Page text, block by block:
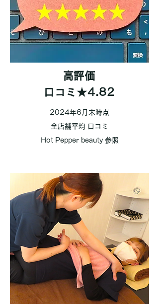
​高評価
口コミ★4.82
2024年6月末時点
全店舗平均 口コミ
​Hot Pepper beauty 参照